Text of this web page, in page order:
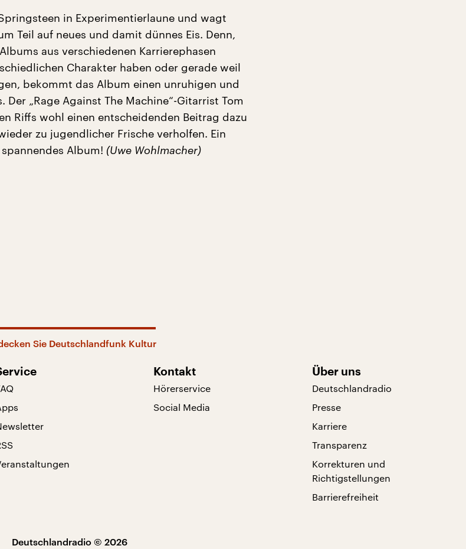
in Experimentierlaune und wagt
Teil auf neues und damit dünnes Eis. Denn,
aus verschiedenen Karrierephasen
Charakter haben oder gerade weil
bekommt das Album einen unruhigen und
„Rage Against The Machine“-Gitarrist Tom
Riffs wohl einen entscheidenden Beitrag dazu
zu jugendlicher Frische verholfen. Ein
Album! (Uwe Wohlmacher)
Sie Deutschlandfunk Kultur
Kontakt
Hörerservice
Social Media
Über uns
Deutschlandradio
Presse
Karriere
Transparenz
Korrekturen und
Richtigstellungen
Barrierefreiheit
Deutschlandradio © 2026